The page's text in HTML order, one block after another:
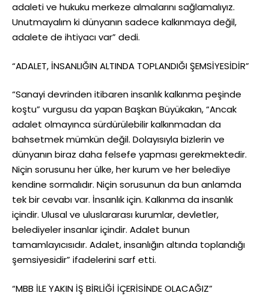
adaleti ve hukuku merkeze almalarını sağlamalıyız.
Unutmayalım ki dünyanın sadece kalkınmaya değil,
adalete de ihtiyacı var” dedi.
“ADALET, İNSANLIĞIN ALTINDA TOPLANDIĞI ŞEMSİYESİDİR”
“Sanayi devrinden itibaren insanlık kalkınma peşinde
koştu” vurgusu da yapan Başkan Büyükakın, “Ancak
adalet olmayınca sürdürülebilir kalkınmadan da
bahsetmek mümkün değil. Dolayısıyla bizlerin ve
dünyanın biraz daha felsefe yapması gerekmektedir.
Niçin sorusunu her ülke, her kurum ve her belediye
kendine sormalıdır. Niçin sorusunun da bun anlamda
tek bir cevabı var. İnsanlık için. Kalkınma da insanlık
içindir. Ulusal ve uluslararası kurumlar, devletler,
belediyeler insanlar içindir. Adalet bunun
tamamlayıcısıdır. Adalet, insanlığın altında toplandığı
şemsiyesidir” ifadelerini sarf etti.
“MBB İLE YAKIN İŞ BİRLİĞİ İÇERİSİNDE OLACAĞIZ”